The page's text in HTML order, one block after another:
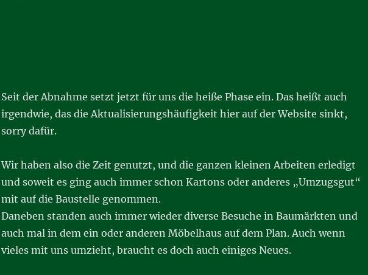
Seit der Abnahme setzt jetzt für uns die heiße Phase ein. Das heißt auch
irgendwie, das die Aktualisierungshäufigkeit hier auf der Website sinkt,
sorry dafür.
Wir haben also die Zeit genutzt, und die ganzen kleinen Arbeiten erledigt
und soweit es ging auch immer schon Kartons oder anderes „Umzugsgut“
mit auf die Baustelle genommen.
Daneben standen auch immer wieder diverse Besuche in Baumärkten und
auch mal in dem ein oder anderen Möbelhaus auf dem Plan. Auch wenn
vieles mit uns umzieht, braucht es doch auch einiges Neues.